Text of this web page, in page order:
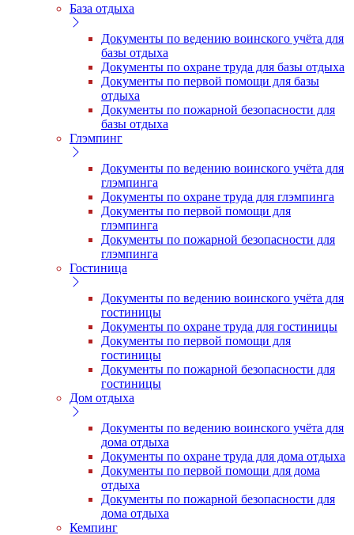
База отдыха
Документы по ведению воинского учёта для
базы отдыха
Документы по охране труда для базы отдыха
Документы по первой помощи для базы
отдыха
Документы по пожарной безопасности для
базы отдыха
Глэмпинг
Документы по ведению воинского учёта для
глэмпинга
Документы по охране труда для глэмпинга
Документы по первой помощи для
глэмпинга
Документы по пожарной безопасности для
глэмпинга
Гостиница
Документы по ведению воинского учёта для
гостиницы
Документы по охране труда для гостиницы
Документы по первой помощи для
гостиницы
Документы по пожарной безопасности для
гостиницы
Дом отдыха
Документы по ведению воинского учёта для
дома отдыха
Документы по охране труда для дома отдыха
Документы по первой помощи для дома
отдыха
Документы по пожарной безопасности для
дома отдыха
Кемпинг